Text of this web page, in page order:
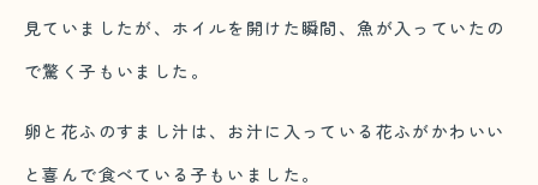
見ていましたが、ホイルを開けた瞬間、魚が入っていたの
で驚く子もいました。
卵と花ふのすまし汁は、お汁に入っている花ふがかわいい
と喜んで食べている子もいました。